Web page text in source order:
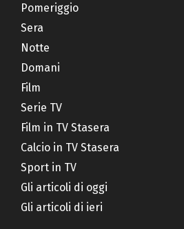
Pomeriggio
Sera
Notte
Domani
Film
Serie TV
Film in TV Stasera
Calcio in TV Stasera
Sport in TV
Gli articoli di oggi
Gli articoli di ieri